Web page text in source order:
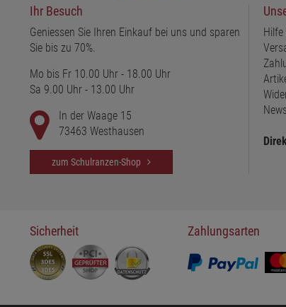
Ihr Besuch
Geniessen Sie Ihren Einkauf bei uns und sparen
Sie bis zu 70%.
Mo bis Fr 10.00 Uhr - 18.00 Uhr
Sa 9.00 Uhr - 13.00 Uhr
In der Waage 15
73463 Westhausen
zum Schulranzen-Shop
Sicherheit Zahlungsarten